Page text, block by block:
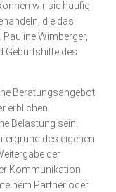
wir sie häufig
die das
Wimberger,
Geburtshilfe des
Beratungsangebot
erblichen
Belastung sein.
des eigenen
der
Kommunikation
Partner oder